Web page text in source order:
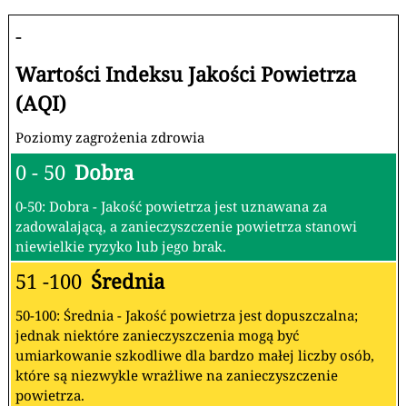
-
Wartości Indeksu Jakości Powietrza
(AQI)
Poziomy zagrożenia zdrowia
0 - 50 Dobra
0-50: Dobra - Jakość powietrza jest uznawana za
zadowalającą, a zanieczyszczenie powietrza stanowi
niewielkie ryzyko lub jego brak.
51 -100 Średnia
50-100: Średnia - Jakość powietrza jest dopuszczalna;
jednak niektóre zanieczyszczenia mogą być
umiarkowanie szkodliwe dla bardzo małej liczby osób,
które są niezwykle wrażliwe na zanieczyszczenie
powietrza.